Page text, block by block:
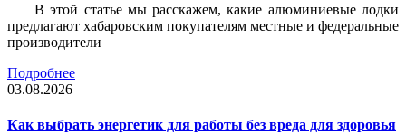
В этой статье мы расскажем, какие алюминиевые лодки
предлагают хабаровским покупателям местные и федеральные
производители
Подробнее
03.08.2026
Как выбрать энергетик для работы без вреда для здоровья